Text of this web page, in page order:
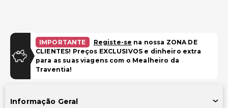
IMPORTANTE Registe-se na nossa ZONA DE
CLIENTES! Preços EXCLUSIVOS e dinheiro extra
para as suas viagens com o Mealheiro da
Traventia!
Informação Geral